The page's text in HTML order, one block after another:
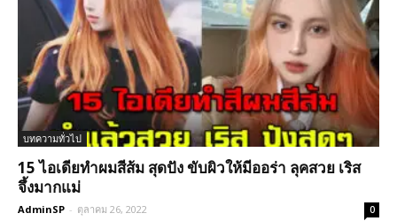
บทความทั่วไป
15 ไอเดียทำผมสีส้ม สุดปัง ขับผิวให้มีออร่า ลุคสวย เริส
จึ้งมากแม่
AdminSP - ตุลาคม 26, 2022 0